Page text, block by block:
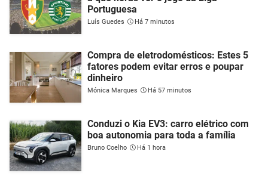
Portuguesa
Luís Guedes Há 7 minutos
Compra de eletrodomésticos: Estes 5
fatores podem evitar erros e poupar
dinheiro
Mónica Marques Há 57 minutos
Conduzi o Kia EV3: carro elétrico com
boa autonomia para toda a família
Bruno Coelho Há 1 hora